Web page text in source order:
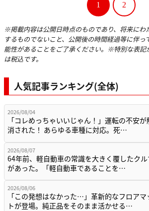
1 2
※掲載内容は公開日時点のものであり、将来にわ
するものでないこと、公開後の時間経過等に伴っ
能性があることをご了承ください。※特別な表記
は税込です。
人気記事ランキング(全体)
2026/08/04
「コレめっちゃいいじゃん！」運転の不安が
消された！ あらゆる車種に対応。死…
2026/08/07
64年前、軽自動車の常識を大きく覆したクル
があった。「軽自動車であることを…
2026/08/06
「この発想はなかった…」革新的なフロアマ
トが登場。純正品をそのまま活かせる…